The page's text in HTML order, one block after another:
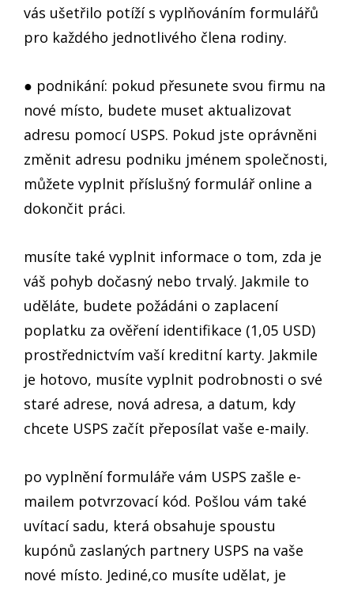
vás ušetřilo potíží s vyplňováním formulářů
pro každého jednotlivého člena rodiny.
● podnikání: pokud přesunete svou firmu na
nové místo, budete muset aktualizovat
adresu pomocí USPS. Pokud jste oprávněni
změnit adresu podniku jménem společnosti,
můžete vyplnit příslušný formulář online a
dokončit práci.
musíte také vyplnit informace o tom, zda je
váš pohyb dočasný nebo trvalý. Jakmile to
uděláte, budete požádáni o zaplacení
poplatku za ověření identifikace (1,05 USD)
prostřednictvím vaší kreditní karty. Jakmile
je hotovo, musíte vyplnit podrobnosti o své
staré adrese, nová adresa, a datum, kdy
chcete USPS začít přeposílat vaše e-maily.
po vyplnění formuláře vám USPS zašle e-
mailem potvrzovací kód. Pošlou vám také
uvítací sadu, která obsahuje spoustu
kupónů zaslaných partnery USPS na vaše
nové místo. Jediné,co musíte udělat, je